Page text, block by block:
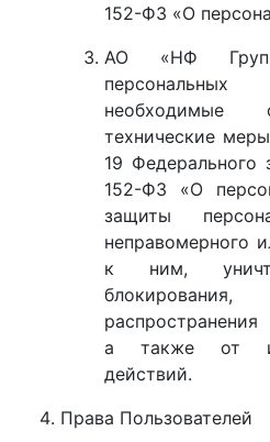
152-ФЗ «О
АО «НФ
необходимые
технические
19 Федерального
152-ФЗ «О
защиты
неправомерного
к ним,
а также от
действий.
Права Пользователей